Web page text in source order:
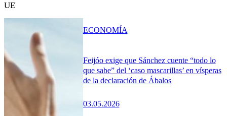
UE
Feijóo exige que Sánchez cuente “todo lo
que sabe” del ‘caso mascarillas’ en vísperas
de la declaración de Ábalos
03.05.2026
ECONOMÍA